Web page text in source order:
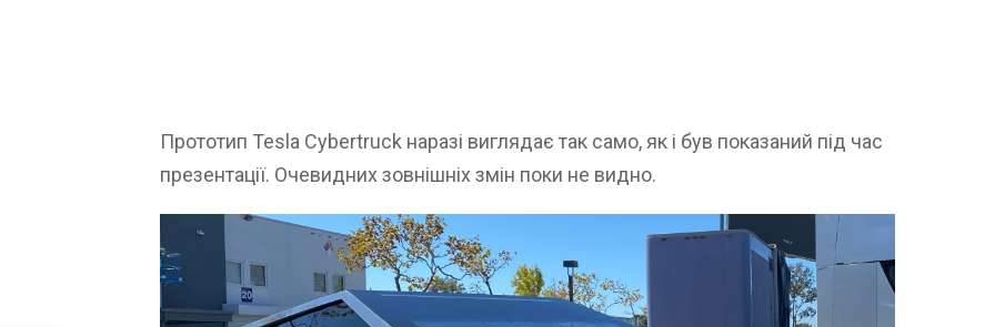
Прототип Tesla Cybertruck наразі виглядає так само, як і був показаний під час
презентації. Очевидних зовнішніх змін поки не видно.